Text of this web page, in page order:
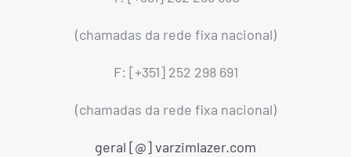
(chamadas da rede fixa nacional)
F: [+351] 252 298 691
(chamadas da rede fixa nacional)
geral [@] varzimlazer.com